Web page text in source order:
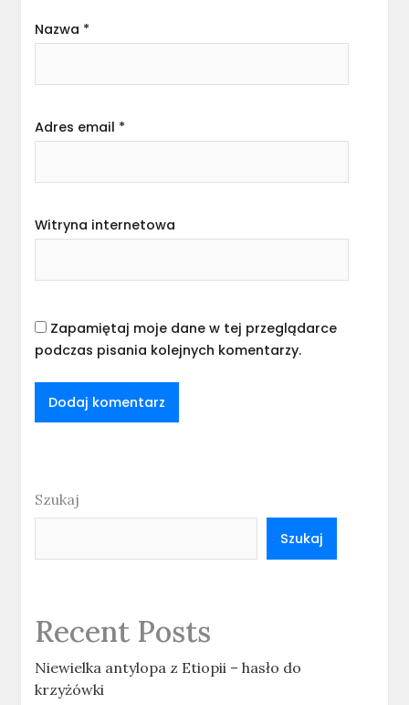
Nazwa *
Adres email *
Witryna internetowa
Zapamiętaj moje dane w tej przeglądarce
podczas pisania kolejnych komentarzy.
Szukaj
Szukaj
Recent Posts
Niewielka antylopa z Etiopii – hasło do
krzyżówki